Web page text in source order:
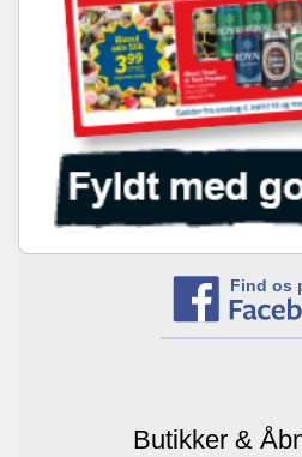
Find os
Butikker &